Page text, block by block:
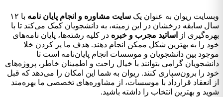
وبسایت ریوان به عنوان یک سایت مشاوره و انجام پایان نامه
با ۱۲
سال سابقه درخشان در این زمینه، به دانشجویان کمک می‌کند تا با
بهره‌گیری از
اساتید مجرب و خبره در کلیه رشته‌ها، پایان نامه‌های
خود را به بهترین شکل ممکن انجام دهند. هدف ما پر کردن خلا
موجود بین دانشجویان و موسسات انجام پایان‌نامه است تا
دانشجویان گرامی بتوانند با خیال راحت و اطمینان خاطر، پروژه‌های
خود را برون‌سپاری کنند. ریوان به شما این امکان را می‌دهد که قبل
از انعقاد قرارداد با موسسات، از مشاوره‌های تخصصی ما بهره‌مند
شوید و بهترین انتخاب را داشته باشید.